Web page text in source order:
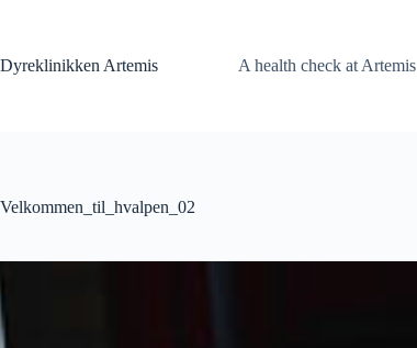
Dyreklinikken Artemis
A health check at Artemis
Velkommen_til_hvalpen_02